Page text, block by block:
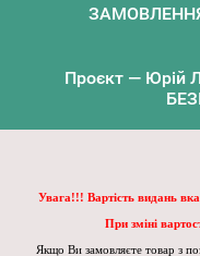
Проєкт — Юрій
Увага!!! Вартість видань
При зміні
Якщо Ви замовляєте товар з